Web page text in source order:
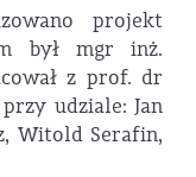
projekt
był mgr inż.
z prof. dr
udziale: Jan
Witold Serafin,